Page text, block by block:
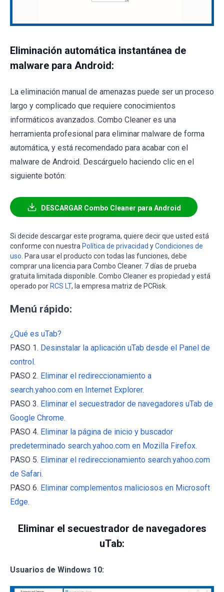
Eliminación automática instantánea de
malware para Android:
La eliminación manual de amenazas puede ser un proceso
largo y complicado que requiere conocimientos
informáticos avanzados. Combo Cleaner es una
herramienta profesional para eliminar malware de forma
automática, y está recomendado para acabar con el
malware de Android. Descárguelo haciendo clic en el
siguiente botón:
DESCARGAR Combo Cleaner para Android
Si decide descargar este programa, quiere decir que usted está
conforme con nuestra Política de privacidad yCondiciones de
uso. Para usar el producto con todas las funciones, debe
comprar una licencia para Combo Cleaner. 7 días de prueba
gratuita limitada disponible. Combo Cleaner es propiedad y está
operado por RCS LT, la empresa matriz de PCRisk.
Menú rápido:
¿Qué es uTab?
PASO 1. Desinstalar la aplicación uTab desde el Panel de
control.
PASO 2. Eliminar el redireccionamiento a
search.yahoo.com en Internet Explorer.
PASO 3. Eliminar el secuestrador de navegadores uTab de
Google Chrome.
PASO 4. Eliminar la página de inicio y buscador
predeterminado search.yahoo.com en Mozilla Firefox.
PASO 5. Eliminar el redireccionamiento search.yahoo.com
de Safari.
PASO 6. Eliminar complementos maliciosos en Microsoft
Edge.
Eliminar el secuestrador de navegadores
uTab:
Usuarios de Windows 10: